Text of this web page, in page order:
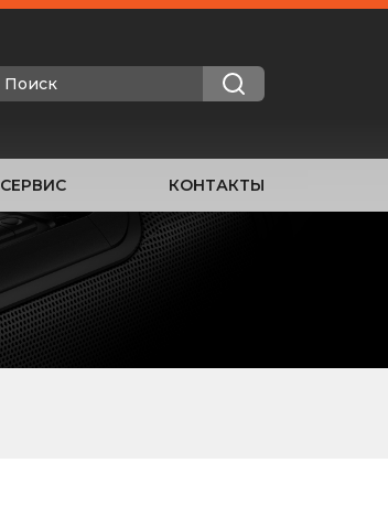
СЕРВИС КОНТАКТЫ